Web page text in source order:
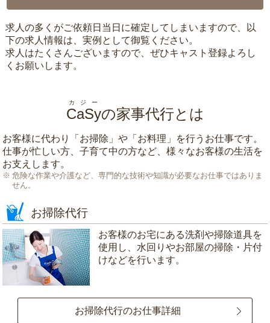
求人の多くがご依頼日当日に確定してしまいますので、以
下の求人情報は、実例として御覧ください。
求人はたくさんございますので、ぜひキャスト登録よろし
くお願いします。
CaSy
カジー
の家事代行とは
お客様に代わり「 お掃除 」や「 お料理 」を行うお仕事です。
仕事が忙しい方、子育て中の方など、様々なお客様の生活を
お支えします。
危険な作業や介護など、専門的な技術や知識が必要なお仕事ではありま
せん。
お掃除代行
お客様のお宅にある洗剤や掃除道具を
使用し、水回りやお部屋の掃除・片付
けなどを行います。
お掃除代行のお仕事詳細